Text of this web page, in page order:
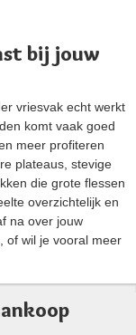
bij jouw
vriesvak echt werkt
komt vaak goed
meer profiteren
plateaus, stevige
die grote flessen
overzichtelijk en
na over jouw
of wil je vooral meer